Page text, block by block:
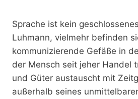
Sprache ist kein
Luhmann, vielmehr befinden
kommunizierende Gefäße in
der Mensch seit jeher Handel
und Güter austauscht mit
außerhalb seines